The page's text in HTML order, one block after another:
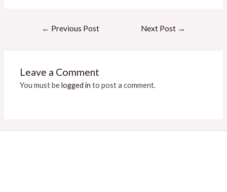
← Previous Post Next Post →
Leave a Comment
You must belogged in to post a comment.